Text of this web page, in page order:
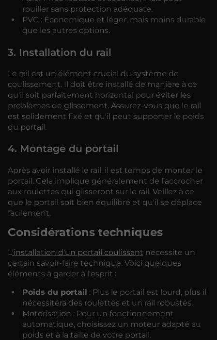
rouiller sans protection adéquate.
PVC : Économique et léger, mais moins durable
que les autres options.
3. Installation du rail
Le rail est un élément crucial du système de
coulissement. Il doit être installé de manière à ce
qu'il soit parfaitement horizontal pour éviter les
problèmes de glissement. Assurez-vous que le rail
est solidement fixé et qu'il peut supporter le poids
du portail.
4. Montage du portail
Après avoir installé le rail, il est temps de monter le
portail. Cela implique généralement de l'accrocher
aux roulettes qui glisseront sur le rail. Veillez à ce
que le portail soit bien équilibré et qu'il se déplace
facilement.
Considérations techniques
L 'installation d'un portail coulissant nécessite un
certain savoir-faire technique. Voici quelques
éléments à garder à l'esprit :
Poids du portail : Plus le portail est lourd, plus il
nécessitera des roulettes et un rail robustes.
Motorisation : Pour un fonctionnement
automatique, choisissez un moteur adapté au
poids et à la taille de votre portail.